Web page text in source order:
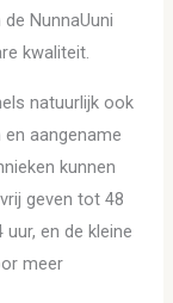
NunnaUuni
kwaliteit.
natuurlijk ook
aangename
kunnen
geven tot 48
en de kleine
meer